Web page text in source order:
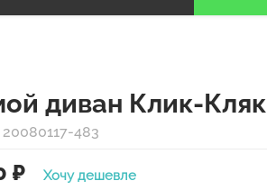
диван Клик-Кляк
483
₽ Хочу дешевле